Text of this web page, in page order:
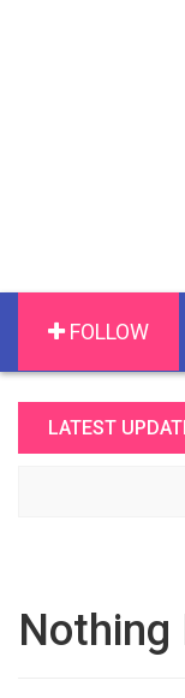
FOLLOW
LATEST
Nothing